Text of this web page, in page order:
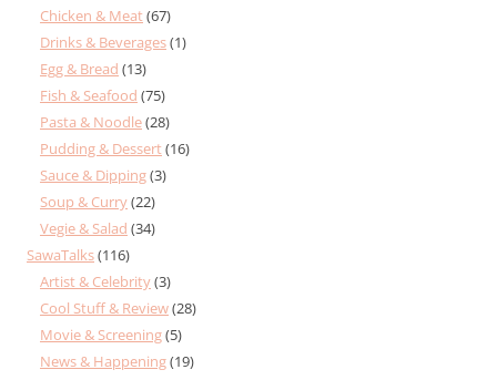
Chicken & Meat(67)
Drinks & Beverages(1)
Egg & Bread (13)
Fish & Seafood (75)
Pasta & Noodle(28)
Pudding & Dessert(16)
Sauce & Dipping(3)
Soup & Curry(22)
Vegie & Salad (34)
SawaTalks(116)
Artist & Celebrity(3)
Cool Stuff & Review(28)
Movie & Screening(5)
News & Happening(19)